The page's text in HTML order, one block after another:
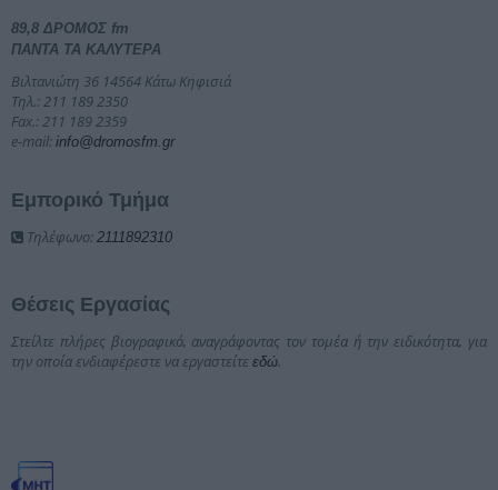
89,8 ΔΡΟΜΟΣ fm
ΠΑΝΤΑ ΤΑ ΚΑΛΥΤΕΡΑ
Βιλτανιώτη 36 14564 Κάτω Κηφισιά
Τηλ.: 211 189 2350
Fax.: 211 189 2359
e-mail: info@dromosfm.gr
Εμπορικό Τμήμα
Τηλέφωνο: 2111892310
Θέσεις Εργασίας
Στείλτε πλήρες βιογραφικό, αναγράφοντας τον τομέα ή την ειδικότητα, για
την οποία ενδιαφέρεστε να εργαστείτε εδώ.